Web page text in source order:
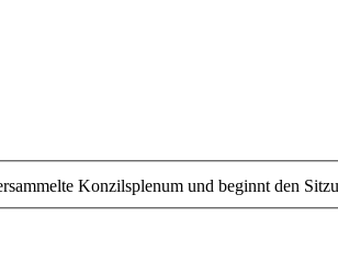
Konzilsplenum und beginnt den